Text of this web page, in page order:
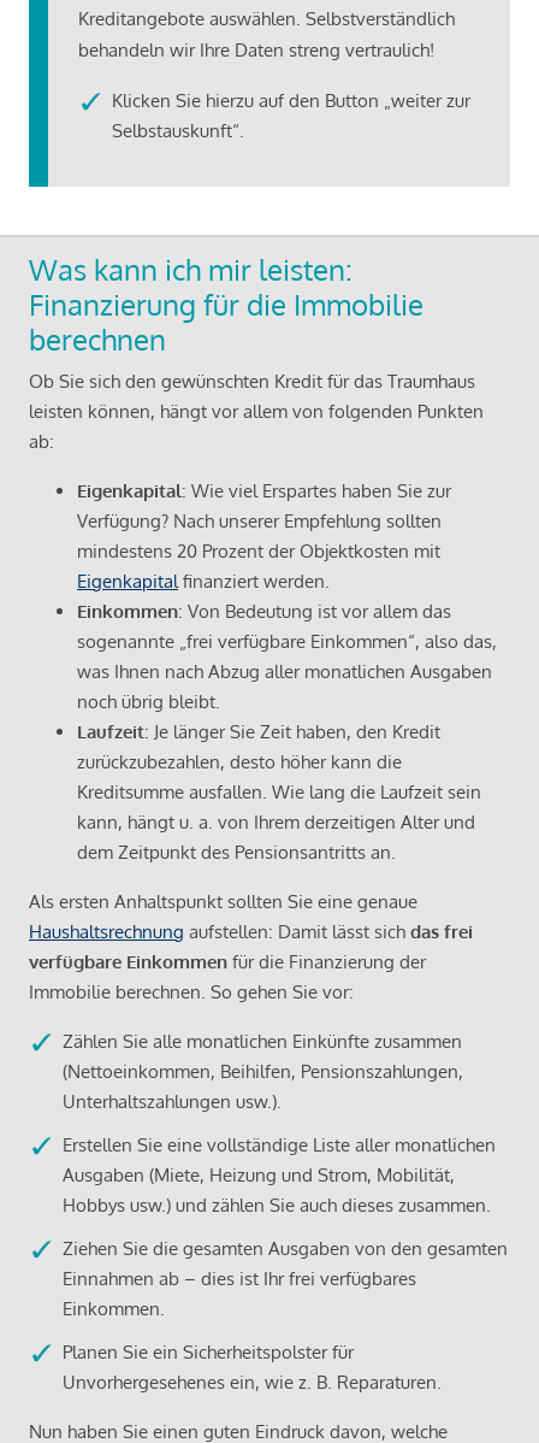
Kreditangebote auswählen. Selbstverständlich
behandeln wir Ihre Daten streng vertraulich!
Klicken Sie hierzu auf den Button „weiter zur
Selbstauskunft“.
Was kann ich mir leisten:
Finanzierung für die Immobilie
berechnen
Ob Sie sich den gewünschten Kredit für das Traumhaus
leisten können, hängt vor allem von folgenden Punkten
ab:
Eigenkapital: Wie viel Erspartes haben Sie zur
Verfügung? Nach unserer Empfehlung sollten
mindestens 20 Prozent der Objektkosten mit
Eigenkapital finanziert werden.
Einkommen: Von Bedeutung ist vor allem das
sogenannte „frei verfügbare Einkommen“, also das,
was Ihnen nach Abzug aller monatlichen Ausgaben
noch übrig bleibt.
Laufzeit: Je länger Sie Zeit haben, den Kredit
zurückzubezahlen, desto höher kann die
Kreditsumme ausfallen. Wie lang die Laufzeit sein
kann, hängt u. a. von Ihrem derzeitigen Alter und
dem Zeitpunkt des Pensionsantritts an.
Als ersten Anhaltspunkt sollten Sie eine genaue
Haushaltsrechnung aufstellen: Damit lässt sich das frei
verfügbare Einkommen für die Finanzierung der
Immobilie berechnen. So gehen Sie vor:
Zählen Sie alle monatlichen Einkünfte zusammen
(Nettoeinkommen, Beihilfen, Pensionszahlungen,
Unterhaltszahlungen usw.).
Erstellen Sie eine vollständige Liste aller monatlichen
Ausgaben (Miete, Heizung und Strom, Mobilität,
Hobbys usw.) und zählen Sie auch dieses zusammen.
Ziehen Sie die gesamten Ausgaben von den gesamten
Einnahmen ab – dies ist Ihr frei verfügbares
Einkommen.
Planen Sie ein Sicherheitspolster für
Unvorhergesehenes ein, wie z. B. Reparaturen.
Nun haben Sie einen guten Eindruck davon, welche